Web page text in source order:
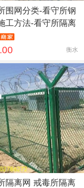
围网分类-看守所钢
工方法-看守所隔离
衡水
隔离网 戒毒所隔离